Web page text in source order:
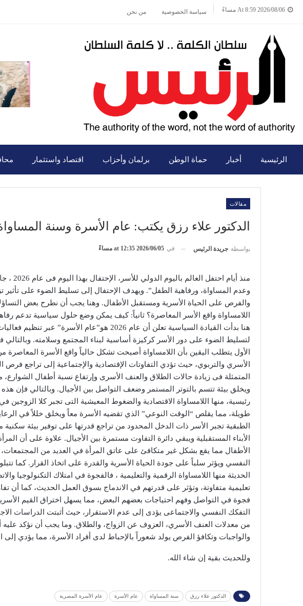
2026/08/06 At 8:59 مساءً سياسة الخصوصية من نحن
الرئيسية أخبار حماة الوطن برلمان وأحزاب اقتصاد واستثمار
مقالات
الدكتور علاء رزق يكتب: عام الأسرة وسنة المساواة
بواسطة جريدة الرئيس في 2026/06/05 at 12:35 مساءً
منذ أيام
وعدم المساواة، ورفاهية الطفل”. ويهدف الإحتفال إلى تسليط الضوء على تأثير
والفرص على الحياة الأسرية ومستقبل الأطفال. وهنا يجب أن نطرح بعض
اللامساواة واقع الأسر المعاصرة؟ ثانياً: كيف يمكن وضع حلول سياسية تدعم
هنا بدأت القيادة السياسية تعلن أن عام 2026 هو”عام الأسرة”
لتسليط الضوء على دور الأسر كركيزة أساسية لبناء المجتمع وسلامته. وبالتالي
الأول يتطلب اليقين بأن اللامساواة أصبحت تشكل حالياً واقع الأسرة
الأسري والتربوي، حيث تؤدي التفاوتات الإقتصادية والإجتماعية إلى تراجع فرص
المتمثلة فى زيادة حالات الطلاق والعنف الأسرى وإرتفاع نسبة أطفال
ويخلق بيئة تتسم بالتوتر المستمر وضعف التواصل بين الأجيال. وبالتالي فإن هذه
رئيسية، منها اللامساواة الاقتصادية والضغوط المعيشية التى تجبر كلا
طويلة، مما يقلص “الوقت النوعي” الذي تقضيه الأسرة معاً ويخلق خللاً في
الطبقية تجبر الأسر ذات الدخل المحدود من تراجع قدرتها على توفير بيئة
الأبناء المستقبلية ويبقي دائرة التفاوت مستمرة بين الأجيال. علاوة على أن
الأطفال مما يقع بشكل غير متكافئ على عاتق المرأة في العديد من
النفسي ويؤثر سلباً على جودة الحياة الأسرية والقدرة على اتخاذ القرار. كما
الحديثة منها اللامساواة الرقمية والتعليمية ، فالفجوة في امتلاك التكنولوجيا
تعليمية متفاوتة، وتؤثر على قدرتهم في الاندماج بسوق العمل الحديث، كما أن
فجوة في التواصل وفهم احتياجات بعضهم البعض، مما يسهل اختراق القيم
التفكك النفسي والاجتماعى يؤدى إلى عدم الاستقرار، حيث أثبتت الدراسات
من معدلات العنف الأسري، العزوف عن الزواج، والطلاق. وما يجب أن نؤكد عليه
والواجبات وتكافؤ الفرص يولد شعوراً بالإحباط لدى أفراد الأسرة، مما يؤدي إلى
وللحديث بقية إن شاء الله.
الدكتور علاء رزق سنة المساواة عام الأسرة عام الأسرة المصرية